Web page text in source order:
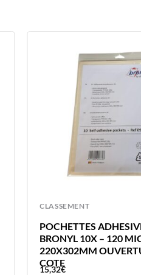
CLASSEMENT
POCHETTES
BRONYL 10X – 120
220X302MM
COTE
15,32€